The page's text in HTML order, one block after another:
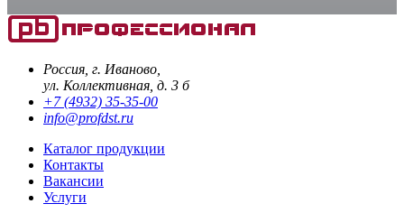
Россия, г. Иваново,
ул. Коллективная, д. 3 б
+7 (4932) 35-35-00
info@profdst.ru
Каталог продукции
Контакты
Вакансии
Услуги